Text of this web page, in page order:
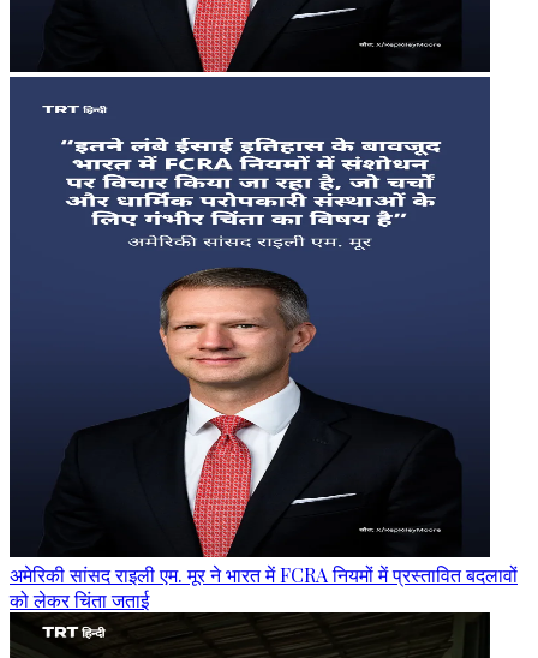
अमेरिकी सांसद राइली एम. मूर ने भारत में FCRA नियमों में प्रस्तावित बदलावों
को लेकर चिंता जताई